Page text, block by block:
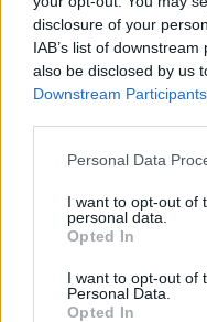
disclosure of your
IAB’s list of
also be disclosed by us
Downstream Participants
Personal Data
I want to opt-out of
personal data.
Opted In
I want to opt-out of
Personal Data.
Opted In